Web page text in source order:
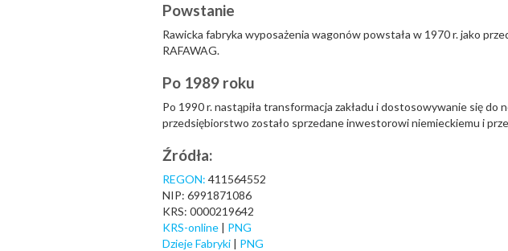
Powstanie
Rawicka fabryka wyposażenia wagonów powstała w 1970 r. jako
RAFAWAG.
Po 1989 roku
Po 1990 r. nastąpiła transformacja zakładu i dostosowywanie się
przedsiębiorstwo zostało sprzedane inwestorowi niemieckiemu i
Źródła:
REGON: 411564552
NIP: 6991871086
KRS: 0000219642
KRS-online | PNG
Dzieje Fabryki | PNG